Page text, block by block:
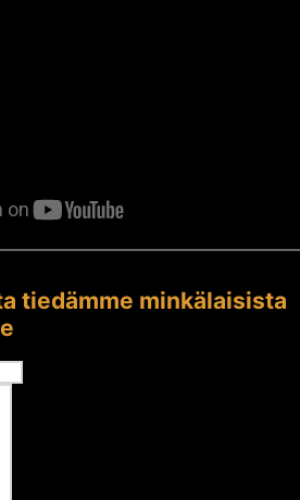
tiedämme minkälaisista